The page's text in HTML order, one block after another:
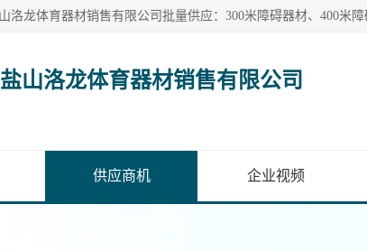
盐山洛龙体育器材销售有限公司
供应商机 企业视频